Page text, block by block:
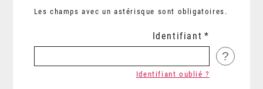
Les champs avec un astérisque sont obligatoires.
Identifiant
?
Identifiant oublié ?